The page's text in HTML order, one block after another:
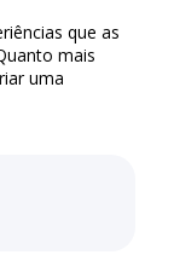
que as
mais
uma